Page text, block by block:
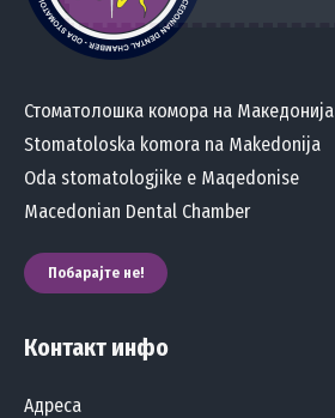
Стоматолошка комора на Македонија
Stomatoloska komora na Makedonija
Oda stomatologjike e Maqedonise
Macedonian Dental Chamber
Побарајте не!
Контакт инфо
Адреса